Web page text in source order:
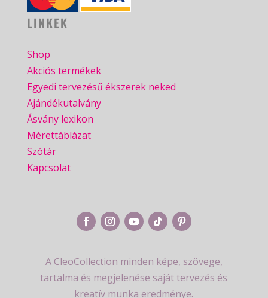
LINKEK
Shop
Akciós termékek
Egyedi tervezésű ékszerek neked
Ajándékutalvány
Ásvány lexikon
Mérettáblázat
Szótár
Kapcsolat
A CleoCollection minden képe, szövege,
tartalma és megjelenése saját tervezés és
kreatív munka eredménye.